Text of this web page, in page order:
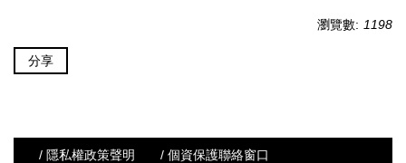
瀏覽數: 1198
分享
/ 隱私權政策聲明 / 個資保護聯絡窗口